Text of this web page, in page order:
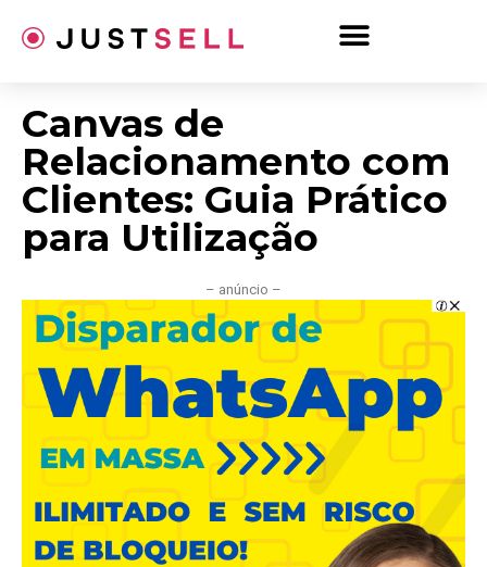
para
Canvas de
Relacionamento com
Clientes: Guia Prático
para Utilização
– anúncio –